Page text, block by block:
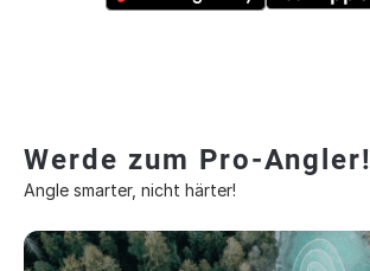
Werde zum Pro-Angler!
Angle smarter, nicht härter!